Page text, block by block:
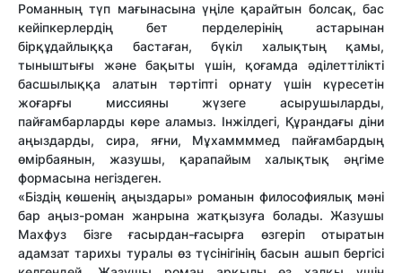
Романның түп мағынасына үңіле қарайтын болсақ, бас
кейіпкерлердің бет перделерінің астарынан
бірқұдайлыққа бастаған, бүкіл халықтың қамы,
тыныштығы және бақыты үшін, қоғамда әділеттілікті
басшылыққа алатын тәртіпті орнату үшін күресетін
жоғарғы миссияны жүзеге асырушыларды,
пайғамбарларды көре аламыз. Інжілдегі, Құрандағы діни
аңыздарды, сира, яғни, Мұхаммммед пайғамбардың
өмірбаянын, жазушы, қарапайым халықтық әңгіме
формасына негіздеген.
«Біздің көшенің аңыздары» романын философиялық мәні
бар аңыз-роман жанрына жатқызуға болады. Жазушы
Махфуз бізге ғасырдан-ғасырға өзгеріп отыратын
адамзат тарихы туралы өз түсінігінің басын ашып бергісі